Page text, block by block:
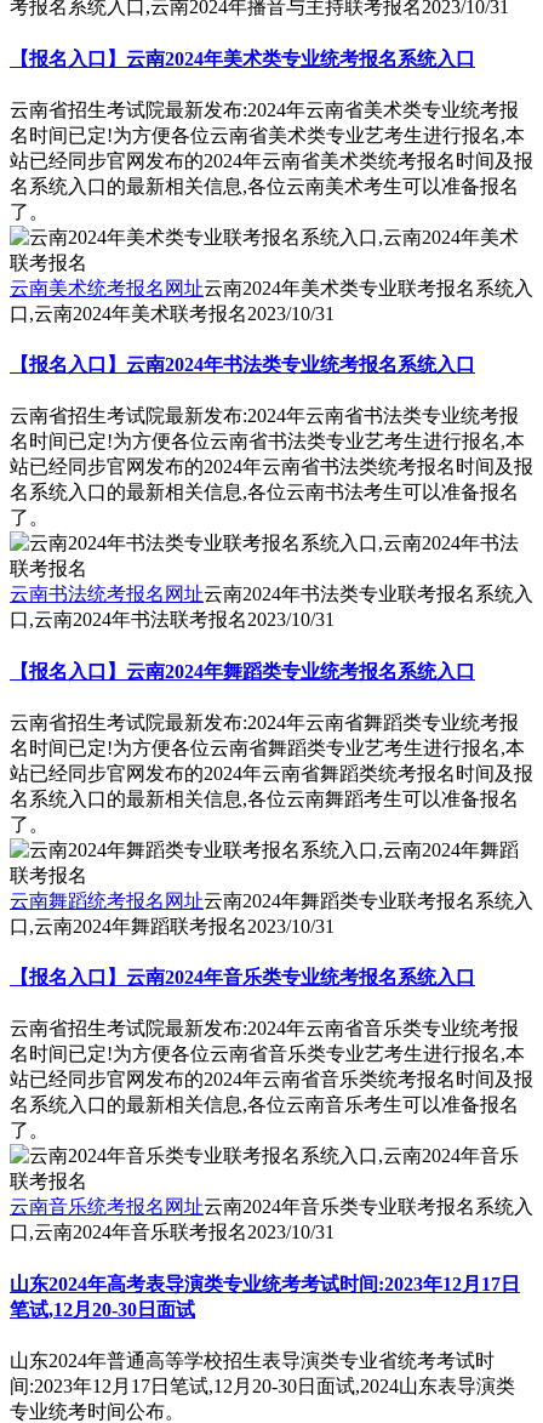
考报名系统入口,云南2024年播音与主持联考报名2023/10/31
【报名入口】云南2024年美术类专业统考报名系统入口
云南省招生考试院最新发布:2024年云南省美术类专业统考报
名时间已定!为方便各位云南省美术类专业艺考生进行报名,本
站已经同步官网发布的2024年云南省美术类统考报名时间及报
名系统入口的最新相关信息,各位云南美术考生可以准备报名
了。
云南美术统考报名网址云南2024年美术类专业联考报名系统入
口,云南2024年美术联考报名2023/10/31
【报名入口】云南2024年书法类专业统考报名系统入口
云南省招生考试院最新发布:2024年云南省书法类专业统考报
名时间已定!为方便各位云南省书法类专业艺考生进行报名,本
站已经同步官网发布的2024年云南省书法类统考报名时间及报
名系统入口的最新相关信息,各位云南书法考生可以准备报名
了。
云南书法统考报名网址云南2024年书法类专业联考报名系统入
口,云南2024年书法联考报名2023/10/31
【报名入口】云南2024年舞蹈类专业统考报名系统入口
云南省招生考试院最新发布:2024年云南省舞蹈类专业统考报
名时间已定!为方便各位云南省舞蹈类专业艺考生进行报名,本
站已经同步官网发布的2024年云南省舞蹈类统考报名时间及报
名系统入口的最新相关信息,各位云南舞蹈考生可以准备报名
了。
云南舞蹈统考报名网址云南2024年舞蹈类专业联考报名系统入
口,云南2024年舞蹈联考报名2023/10/31
【报名入口】云南2024年音乐类专业统考报名系统入口
云南省招生考试院最新发布:2024年云南省音乐类专业统考报
名时间已定!为方便各位云南省音乐类专业艺考生进行报名,本
站已经同步官网发布的2024年云南省音乐类统考报名时间及报
名系统入口的最新相关信息,各位云南音乐考生可以准备报名
了。
云南音乐统考报名网址云南2024年音乐类专业联考报名系统入
口,云南2024年音乐联考报名2023/10/31
山东2024年高考表导演类专业统考考试时间:2023年12月17日
笔试,12月20-30日面试
山东2024年普通高等学校招生表导演类专业省统考考试时
间:2023年12月17日笔试,12月20-30日面试,2024山东表导演类
专业统考时间公布。